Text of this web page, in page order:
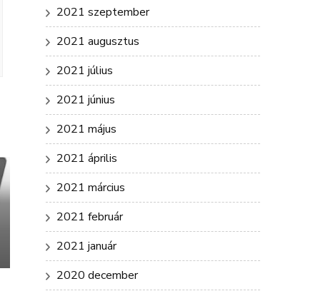
2021 szeptember
2021 augusztus
2021 július
2021 június
2021 május
2021 április
2021 március
2021 február
2021 január
2020 december